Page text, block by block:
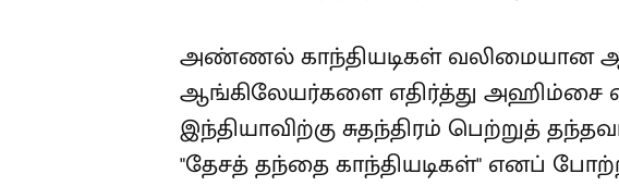
அண்ணல் காந்தியடிகள் வலிமையான
ஆங்கிலேயர்களை எதிர்த்து அஹிம்சை
இந்தியாவிற்கு சுதந்திரம் பெற்றுத்
"தேசத் தந்தை காந்தியடிகள்" எனப்